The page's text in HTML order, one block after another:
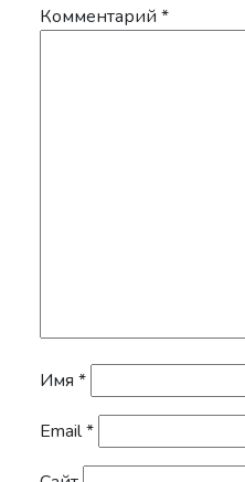
Комментарий *
Имя *
Email*